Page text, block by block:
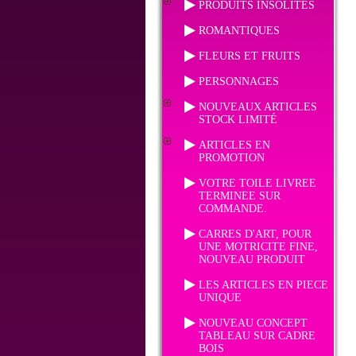
PRODUITS INSOLITES
ROMANTIQUES
FLEURS ET FRUITS
PERSONNAGES
NOUVEAUX ARTICLES
STOCK LIMITÉ
ARTICLES EN
PROMOTION
VOTRE TOILE LIVREE
TERMINEE SUR
COMMANDE.
CARRES D'ART, POUR
UNE MOTRICITE FINE,
NOUVEAU PRODUIT
LES ARTICLES EN PIECE
UNIQUE
NOUVEAU CONCEPT
TABLEAU SUR CADRE
BOIS